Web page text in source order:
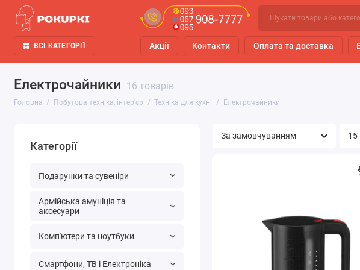
ВСІ КАТЕГОРІЇ Акції Контакти Оплата та доставка
Електрочайники 16 товарів
Головна Побутова техніка, інтер'єр Техніка для кухні Електрочайники
Категорії
Подарунки та сувеніри
Армійська амуніція та
аксесуари
Комп'ютери та ноутбуки
Смартфони, ТВ і Електроніка